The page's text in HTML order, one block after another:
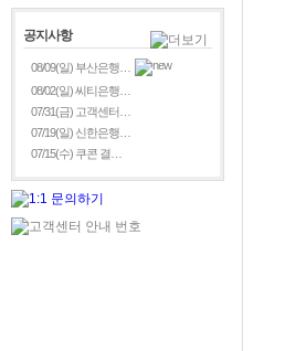
공지사항
08/09(일) 부산은행…
08/02(일) 씨티은행…
07/31(금) 고객센터…
07/19(일) 신한은행…
07/15(수) 쿠콘 결…